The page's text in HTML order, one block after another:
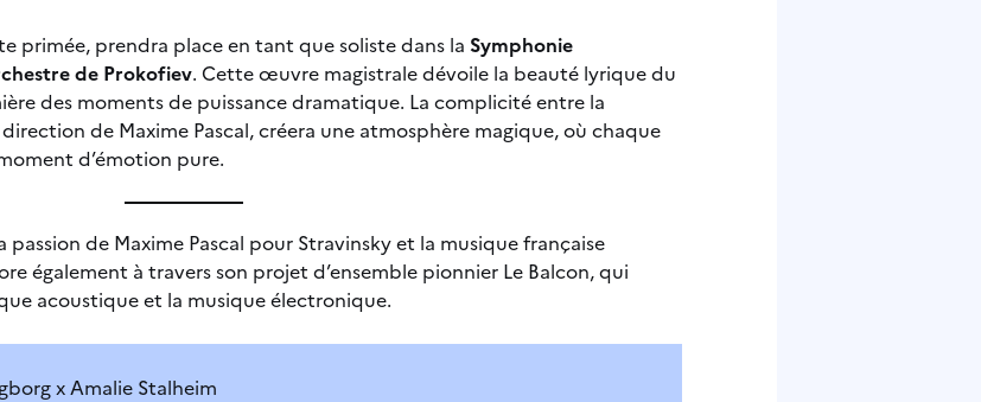
primée, prendra place en tant que soliste dans la Symphonie
de Prokofiev. Cette œuvre magistrale dévoile la beauté lyrique du
des moments de puissance dramatique. La complicité entre la
de Maxime Pascal, créera une atmosphère magique, où chaque
d’émotion pure.
de Maxime Pascal pour Stravinsky et la musique française
également à travers son projet d’ensemble pionnier Le Balcon, qui
acoustique et la musique électronique.
x Amalie Stalheim